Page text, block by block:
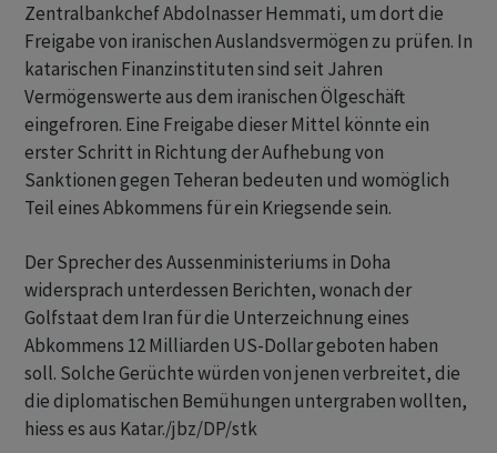
Zentralbankchef Abdolnasser Hemmati, um dort die
Freigabe von iranischen Auslandsvermögen zu prüfen. In
katarischen Finanzinstituten sind seit Jahren
Vermögenswerte aus dem iranischen Ölgeschäft
eingefroren. Eine Freigabe dieser Mittel könnte ein
erster Schritt in Richtung der Aufhebung von
Sanktionen gegen Teheran bedeuten und womöglich
Teil eines Abkommens für ein Kriegsende sein.
Der Sprecher des Aussenministeriums in Doha
widersprach unterdessen Berichten, wonach der
Golfstaat dem Iran für die Unterzeichnung eines
Abkommens 12 Milliarden US-Dollar geboten haben
soll. Solche Gerüchte würden von jenen verbreitet, die
die diplomatischen Bemühungen untergraben wollten,
hiess es aus Katar./jbz/DP/stk